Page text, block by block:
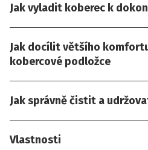
Jak vyladit koberec k
Jak docílit většího
kobercové podložce
Jak správně čistit a
Vlastnosti